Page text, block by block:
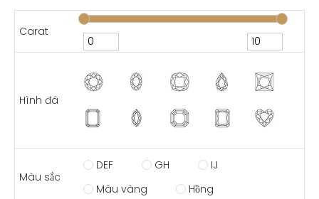
Carat
Hình đá
Màu sắc
DEF GH
IJ
Màu vàng
Hồng